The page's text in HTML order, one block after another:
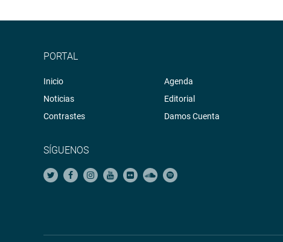
PORTAL
Inicio
Noticias
Contrastes
Agenda
Editorial
Damos Cuenta
SÍGUENOS